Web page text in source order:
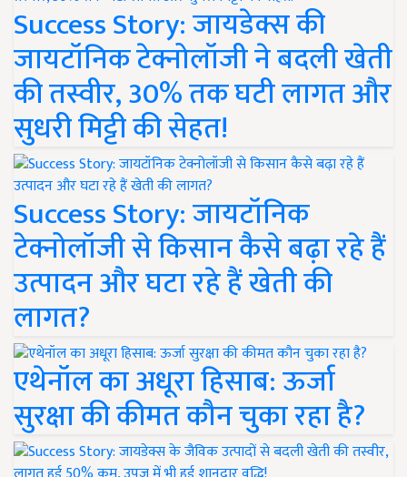
Success Story: जायडेक्स की
जायटॉनिक टेक्नोलॉजी ने बदली खेती
की तस्वीर, 30% तक घटी लागत और
सुधरी मिट्टी की सेहत!
Success Story: जायटॉनिक
टेक्नोलॉजी से किसान कैसे बढ़ा रहे हैं
उत्पादन और घटा रहे हैं खेती की
लागत?
एथेनॉल का अधूरा हिसाब: ऊर्जा
सुरक्षा की कीमत कौन चुका रहा है?